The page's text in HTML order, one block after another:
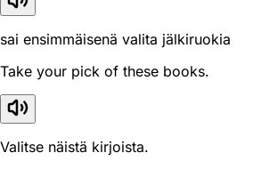
sai ensimmäisenä valita jälkiruokia
Take your pick of these books.
Valitse näistä kirjoista.